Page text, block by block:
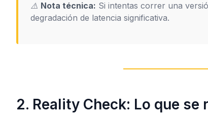
⚠️ Nota técnica: Si intentas correr una
degradación de latencia significativa.
2. Reality Check: Lo que se